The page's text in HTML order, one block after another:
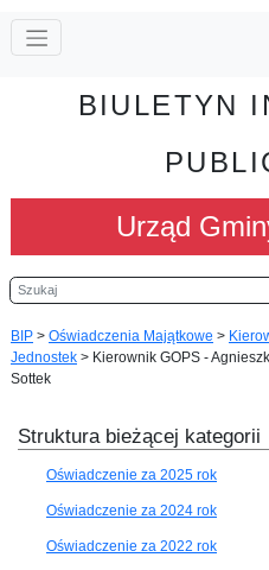
BIULETYN
Urząd
Szukaj
BIP > Oświadczenia Majątkowe >
Jednostek > Kierownik GOPS -
Sottek
Struktura bieżącej kategorii
Oświadczenie za 2025 rok
Oświadczenie za 2024 rok
Oświadczenie za 2022 rok